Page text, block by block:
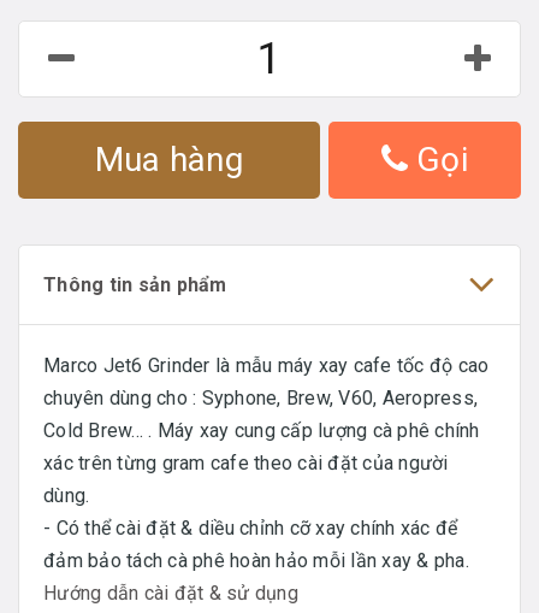
Mua hàng Gọi
Thông tin sản phẩm
Marco Jet6 Grinder là mẫu máy xay cafe tốc độ cao
chuyên dùng cho : Syphone, Brew, V60, Aeropress,
Cold Brew... . Máy xay cung cấp lượng cà phê chính
xác trên từng gram cafe theo cài đặt của người
dùng.
- Có thể cài đặt & diều chỉnh cỡ xay chính xác để
đảm bảo tách cà phê hoàn hảo mỗi lần xay & pha.
Hướng dẫn cài đặt & sử dụng